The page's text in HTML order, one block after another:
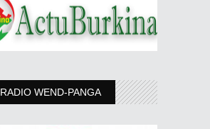
RADIO WEND-PANGA